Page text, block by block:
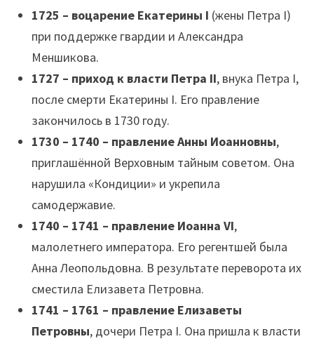
1725 – воцарение Екатерины I (жены Петра I)
при поддержке гвардии и Александра
Меншикова.
1727 – приход к власти Петра II, внука Петра I,
после смерти Екатерины I. Его правление
закончилось в 1730 году.
1730 – 1740 – правление Анны Иоанновны,
приглашённой Верховным тайным советом. Она
нарушила «Кондиции» и укрепила
самодержавие.
1740 – 1741 – правление Иоанна VI,
малолетнего императора. Его регентшей была
Анна Леопольдовна. В результате переворота их
сместила Елизавета Петровна.
1741 – 1761 – правление Елизаветы
Петровны, дочери Петра I. Она пришла к власти